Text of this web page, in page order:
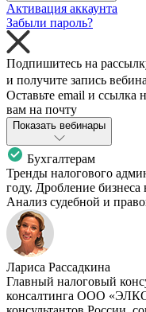
Активация аккаунта
Забыли пароль?
Подпишитесь на
и получите запись
Оставьте email и ссылка
вам на почту
Показать вебинары
Бухгалтерам
Тренды налогового
году. Дробление
Анализ судебной и
Лариса Рассадкина
Главный налоговый
консалтинга ООО